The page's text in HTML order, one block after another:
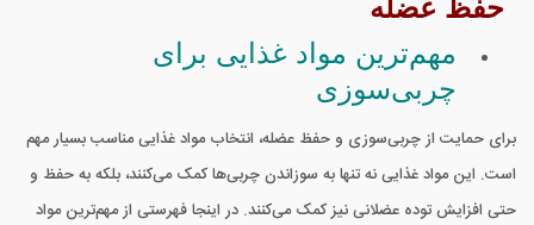
حفظ عضله
مهم‌ترین مواد غذایی برای
چربی‌سوزی
برای حمایت از چربی‌سوزی و حفظ عضله، انتخاب مواد غذایی مناسب بسیار مهم
است. این مواد غذایی نه تنها به سوزاندن چربی‌ها کمک می‌کنند، بلکه به حفظ و
حتی افزایش توده عضلانی نیز کمک می‌کنند. در اینجا فهرستی از مهم‌ترین مواد